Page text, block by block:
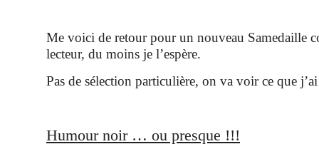
Me voici de retour pour un nouveau Samedaille
lecteur, du moins je l’espère.
Pas de sélection particulière, on va voir ce que
Humour noir … ou presque !!!